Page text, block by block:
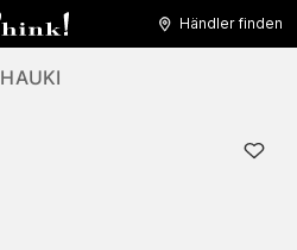
Händler finden
HAUKI